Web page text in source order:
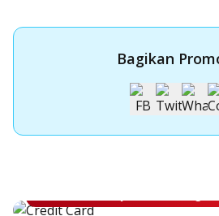
Bagikan
Apply Kartu Kredit